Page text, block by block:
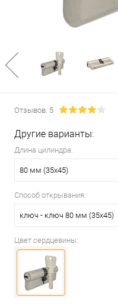
Отзывов: 5
Другие варианты:
Длина цилиндра:
80 мм (35x45)
Способ открывания:
ключ - ключ 80 мм (35x45)
Цвет сердцевины: